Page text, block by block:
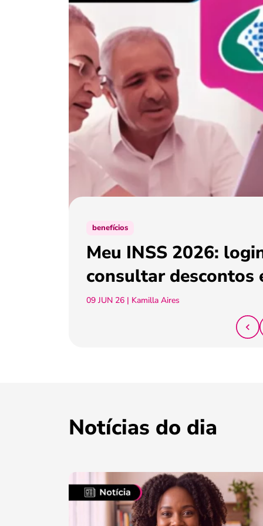
benefícios
Meu INSS 2026:
consultar descontos
09 JUN 26 | Kamilla Aires
Notícias do dia